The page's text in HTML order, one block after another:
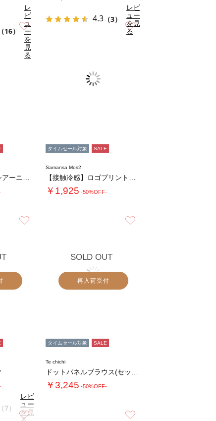
（16）
レ
ビ
ュ
ー
を
見
る
4.3 （3）
レビ
ュー
を見
る
お気に入り お気に入り
タイムセール対象 SALE
Samansa Mos2
￥1,925 -50%OFF-
（7）
レビ
ュー
を見
SOLD OUT
再入荷受付
タイムセール対象 SALE
Te chichi
￥3,245 -50%OFF-
お気に入り